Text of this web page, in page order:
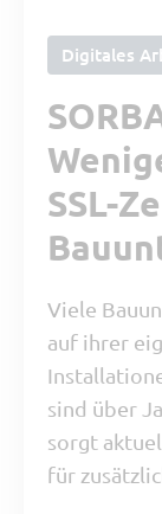
Digitales
SSL-
Viele
auf ihrer
sind über
sorgt
für